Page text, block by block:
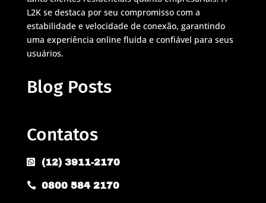
L2K se destaca por seu compromisso com a
estabilidade e velocidade de conexão, garantindo
uma experiência online fluida e confiável para seus
usuários.
Blog Posts
Contatos
 (12) 3911-2170
 0800 584 2170